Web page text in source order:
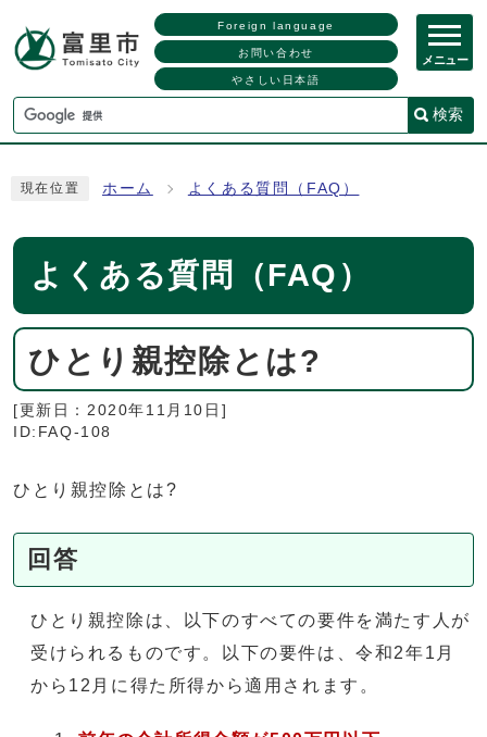
Foreign language
お問い合わせ
やさしい日本語
検索
メニュー
現在位置 ホーム よくある質問（FAQ）
よくある質問（FAQ）
ひとり親控除とは?
[更新日： 2020年11月10日 ]
ID:FAQ-108
ひとり親控除とは?
回答
ひとり親控除は、以下のすべての要件を満たす人が
受けられるものです。以下の要件は、令和2年1月
から12月に得た所得から適用されます。